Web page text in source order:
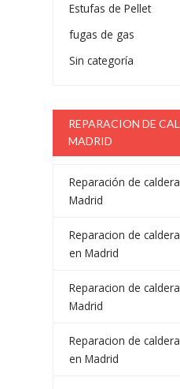
Estufas de Pellet
fugas de gas
Sin categoría
REPARACION DE
MADRID
Reparación de
Madrid
Reparacion de
en Madrid
Reparacion de
Madrid
Reparacion de
en Madrid